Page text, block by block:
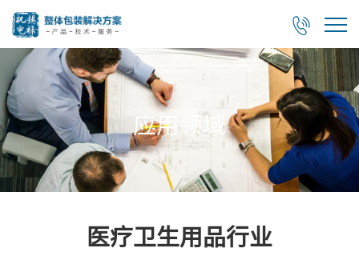

应用领域
医疗卫生用品行业